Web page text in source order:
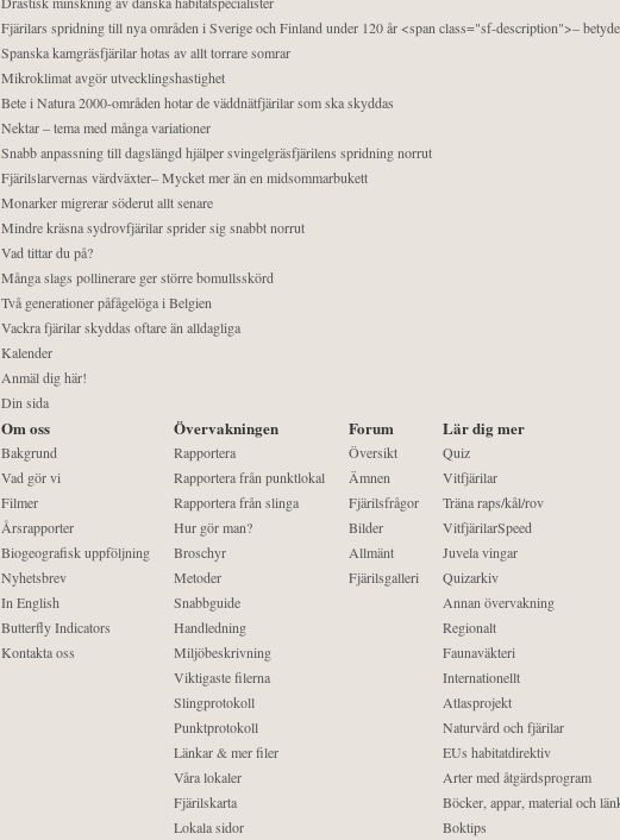
Fjärilars spridning till nya områden i Sverige och Finland under 120 år <span class="sf-description">–
Spanska kamgräsfjärilar hotas av allt torrare somrar
Mikroklimat avgör utvecklingshastighet
Bete i Natura 2000-områden hotar de väddnätfjärilar som ska skyddas
Nektar – tema med många variationer
Snabb anpassning till dagslängd hjälper svingelgräsfjärilens spridning norrut
Fjärilslarvernas värdväxter– Mycket mer än en midsommarbukett
Monarker migrerar söderut allt senare
Mindre kräsna sydrovfjärilar sprider sig snabbt norrut
Vad tittar du på?
Många slags pollinerare ger större bomullsskörd
Två generationer påfågelöga i Belgien
Vackra fjärilar skyddas oftare än alldagliga
Kalender
Anmäl dig här!
Din sida
Om oss
Bakgrund
Vad gör vi
Filmer
Årsrapporter
Biogeografisk uppföljning
Nyhetsbrev
In English
Butterfly Indicators
Kontakta oss
Övervakningen
Rapportera
Rapportera från punktlokal
Rapportera från slinga
Hur gör man?
Broschyr
Metoder
Snabbguide
Handledning
Miljöbeskrivning
Viktigaste filerna
Slingprotokoll
Punktprotokoll
Länkar & mer filer
Våra lokaler
Fjärilskarta
Lokala sidor
Forum
Översikt
Ämnen
Fjärilsfrågor
Bilder
Allmänt
Fjärilsgalleri
Lär dig mer
Quiz
Vitfjärilar
Träna raps/kål/rov
VitfjärilarSpeed
Juvela vingar
Quizarkiv
Annan övervakning
Regionalt
Faunaväkteri
Internationellt
Atlasprojekt
Naturvård och fjärilar
EUs habitatdirektiv
Arter med åtgärdsprogram
Böcker, appar, material och
Boktips